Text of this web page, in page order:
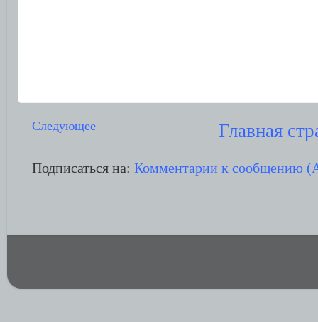
Следующее Главная
Подписаться на: Комментарии к сообщению